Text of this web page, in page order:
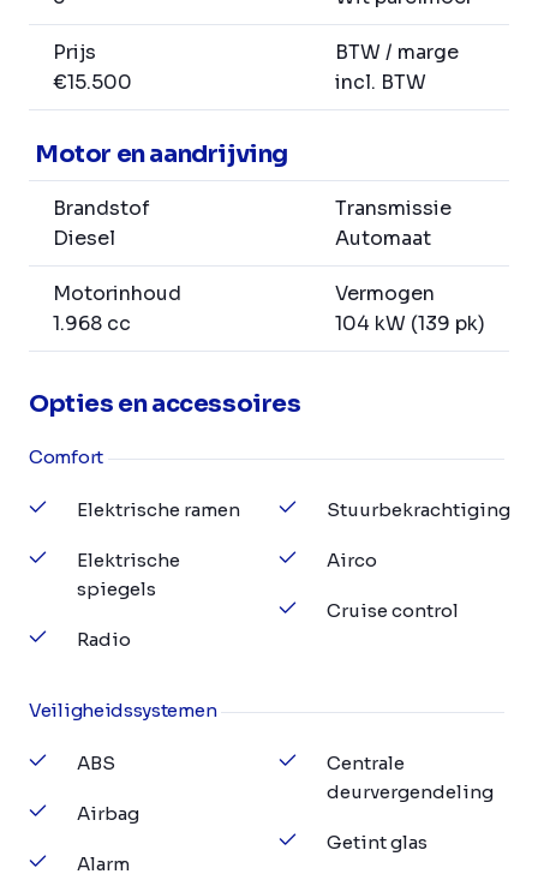
Prijs
€15.500
BTW / marge
incl. BTW
Motor en aandrijving
Brandstof
Diesel
Transmissie
Automaat
Motorinhoud
1.968 cc
Vermogen
104 kW (139 pk)
Opties en accessoires
Comfort
Elektrische ramen
Elektrische
spiegels
Radio
Stuurbekrachtiging
Airco
Cruise control
Veiligheidssystemen
ABS
Airbag
Alarm
Centrale
deurvergendeling
Getint glas